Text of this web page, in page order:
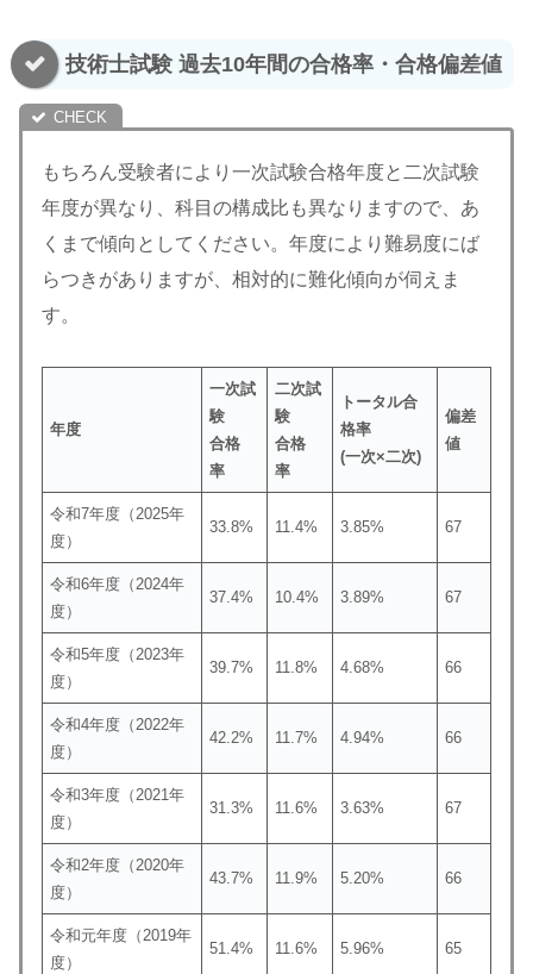
技術士試験 過去10年間の合格率・合格偏差値
もちろん受験者により一次試験合格年度と二次試験
年度が異なり、科目の構成比も異なりますので、あ
くまで傾向としてください。年度により難易度にば
らつきがありますが、相対的に難化傾向が伺えま
す。
年度
一次試
験
合格
率
二次試
験
合格
率
トータル合
格率
(一次×二次)
偏差
値
令和7年度（2025年
度）
33.8% 11.4% 3.85% 67
令和6年度（2024年
度）
37.4% 10.4% 3.89% 67
令和5年度（2023年
度）
39.7% 11.8% 4.68% 66
令和4年度（2022年
度）
42.2% 11.7% 4.94% 66
令和3年度（2021年
度）
31.3% 11.6% 3.63% 67
令和2年度（2020年
度）
43.7% 11.9% 5.20% 66
令和元年度（2019年
度）
51.4% 11.6% 5.96% 65